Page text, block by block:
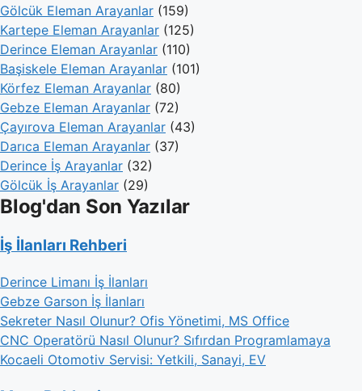
Gölcük Eleman Arayanlar (159)
Kartepe Eleman Arayanlar (125)
Derince Eleman Arayanlar (110)
Başiskele Eleman Arayanlar (101)
Körfez Eleman Arayanlar (80)
Gebze Eleman Arayanlar (72)
Çayırova Eleman Arayanlar (43)
Darıca Eleman Arayanlar (37)
Derince İş Arayanlar (32)
Gölcük İş Arayanlar (29)
Blog'dan Son Yazılar
İş İlanları Rehberi
Derince Limanı İş İlanları
Gebze Garson İş İlanları
Sekreter Nasıl Olunur? Ofis Yönetimi, MS Office
CNC Operatörü Nasıl Olunur? Sıfırdan Programlamaya
Kocaeli Otomotiv Servisi: Yetkili, Sanayi, EV